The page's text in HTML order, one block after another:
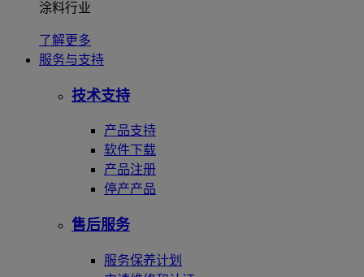
涂料行业
了解更多
服务与支持
技术支持
产品支持
软件下载
产品注册
停产产品
售后服务
服务保养计划